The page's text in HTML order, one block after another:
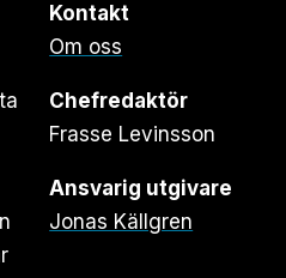
Kontakt
Om oss
Chefredaktör
Frasse Levinsson
Ansvarig utgivare
Jonas Källgren